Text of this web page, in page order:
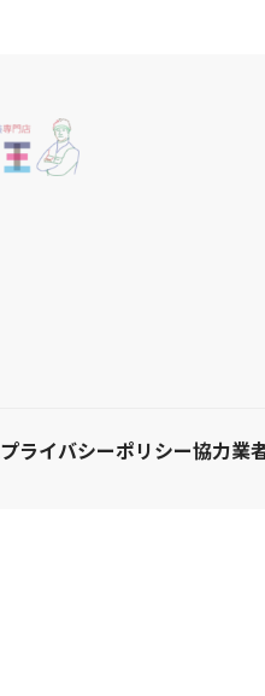
プライバシーポリシー協力業